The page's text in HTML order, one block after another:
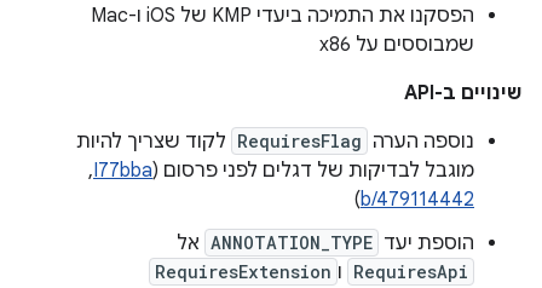
הפסקנו את התמיכה ביעדי KMP של iOS ו-Mac
שמבוססים על x86
שינויים ב-API
נוספה הערה RequiresFlag לקוד שצריך להיות
מוגבל לבדיקות של דגלים לפני פרסום (I77bba
, ‏
b/479114442
)
הוספת יעד ANNOTATION_TYPE אל
RequiresApi ו RequiresExtension